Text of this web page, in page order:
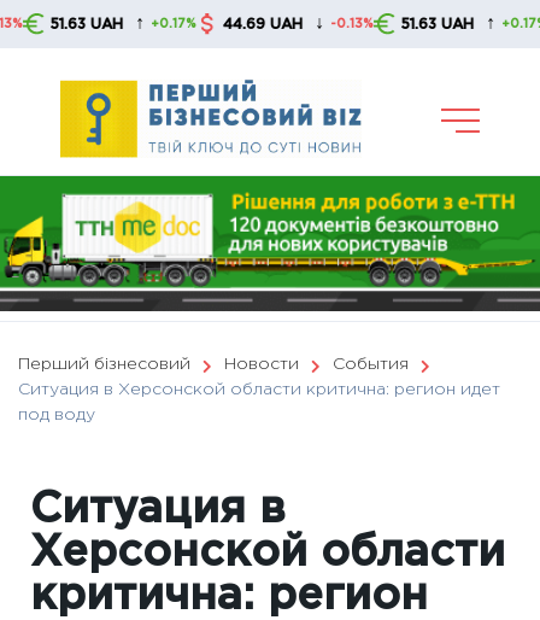
Skip
UAH ↑ +0.17% 44.69 UAH ↓ -0.13% 51.63 UAH ↑ +0.17%
Перший бізнесовий Новости
События
Ситуация в Херсонской области критична: регион идет
под воду
Ситуация в
Херсонской области
критична: регион